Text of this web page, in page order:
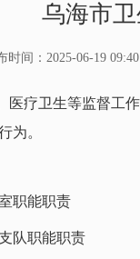
乌海市
时间：2025-06-19
医疗卫生等监督工
为。
职能职责
队职能职责